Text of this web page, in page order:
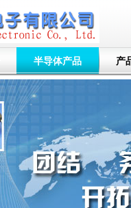
半导体产品 产